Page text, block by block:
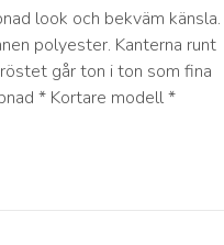
look och bekväm känsla.
polyester. Kanterna runt
går ton i ton som fina
* Kortare modell *